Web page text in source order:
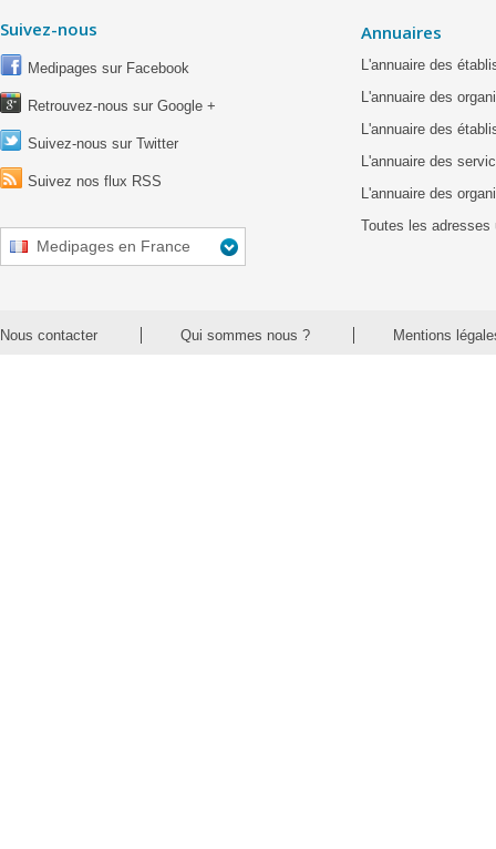
Suivez-nous
Medipages sur Facebook
Retrouvez-nous sur Google +
Suivez-nous sur Twitter
Suivez nos flux RSS
Medipages en France
Annuaires
L'annuaire des
L'annuaire des
L'annuaire des
L'annuaire des
L'annuaire des
Toutes les adresses
Nous contacter Qui sommes nous ? Mentions